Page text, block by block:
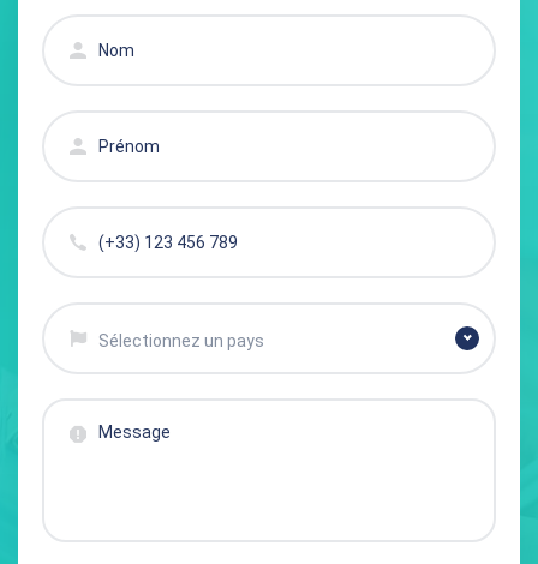
Sélectionnez un pays